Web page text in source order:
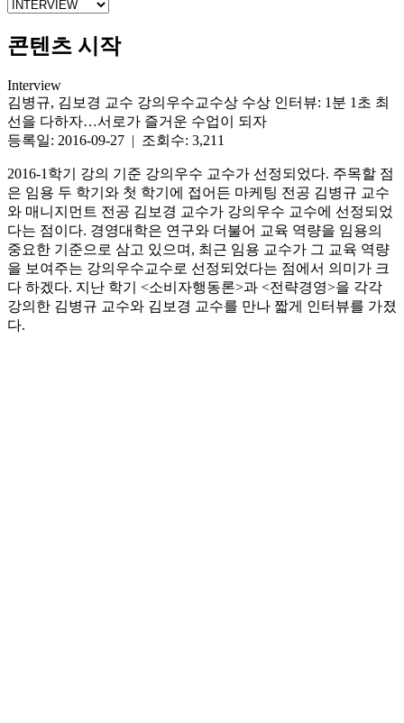
콘텐츠 시작
Interview
김병규, 김보경 교수 강의우수교수상 수상 인터뷰: 1분 1초 최
선을 다하자…서로가 즐거운 수업이 되자
등록일: 2016-09-27 | 조회수: 3,211
2016-1학기 강의 기준 강의우수 교수가 선정되었다. 주목할 점
은 임용 두 학기와 첫 학기에 접어든 마케팅 전공 김병규 교수
와 매니지먼트 전공 김보경 교수가 강의우수 교수에 선정되었
다는 점이다. 경영대학은 연구와 더불어 교육 역량을 임용의
중요한 기준으로 삼고 있으며, 최근 임용 교수가 그 교육 역량
을 보여주는 강의우수교수로 선정되었다는 점에서 의미가 크
다 하겠다. 지난 학기 <소비자행동론>과 <전략경영>을 각각
강의한 김병규 교수와 김보경 교수를 만나 짧게 인터뷰를 가졌
다.